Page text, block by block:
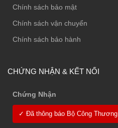
Chính sách bảo mật
Chính sách vận chuyển
Chính sách bảo hành
CHỨNG NHẬN & KẾT NỐI
Chứng Nhận
✓ Đã thông báo Bộ Công Thương